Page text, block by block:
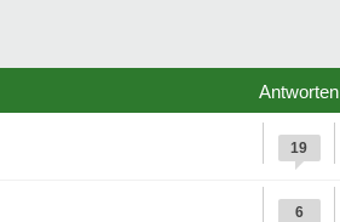
Antworten
19
6